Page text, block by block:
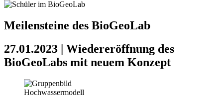
Meilensteine des BioGeoLab
27.01.2023 | Wiedereröffnung des
BioGeoLabs mit neuem Konzept